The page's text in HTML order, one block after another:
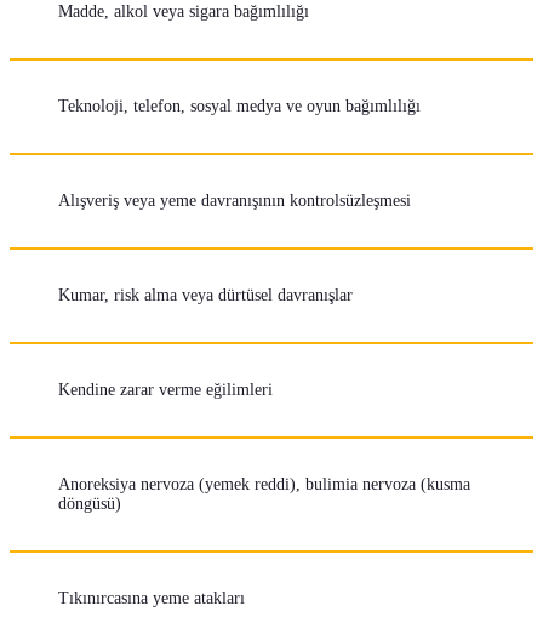
Madde, alkol veya sigara bağımlılığı
Teknoloji, telefon, sosyal medya ve oyun bağımlılığı
Alışveriş veya yeme davranışının kontrolsüzleşmesi
Kumar, risk alma veya dürtüsel davranışlar
Kendine zarar verme eğilimleri
Anoreksiya nervoza (yemek reddi), bulimia nervoza (kusma
döngüsü)
Tıkınırcasına yeme atakları